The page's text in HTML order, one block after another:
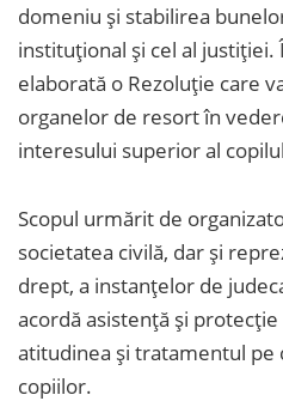
domeniu și stabilirea
instituțional și cel al justiției.
elaborată o Rezoluție care
organelor de resort în
interesului superior al
Scopul urmărit de
societatea civilă, dar și
drept, a instanțelor de
acordă asistență și
atitudinea și tratamentul pe
copiilor.